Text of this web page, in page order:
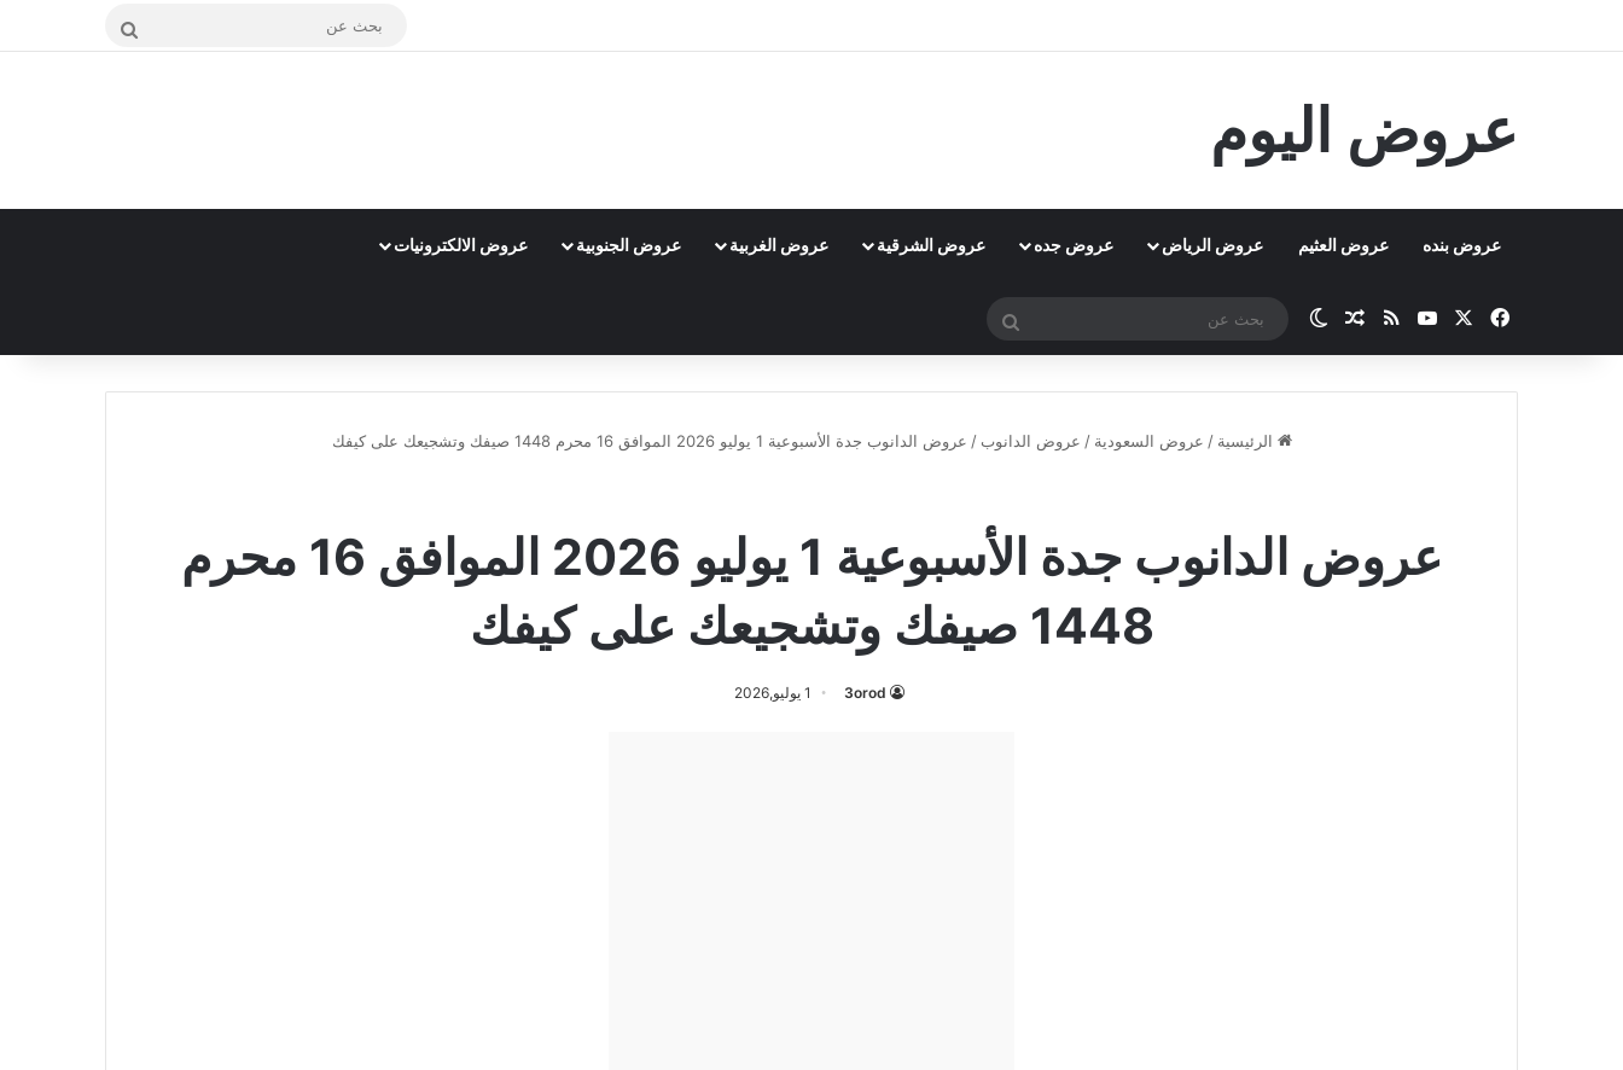
بحث
عروض اليوم
عروض بنده عروض العثيم عروض الرياض عروض جده عروض الشرقية عروض الغربية عروض الجنوبية عروض الالكترونيات
فيسبوك ‫YouTubeملخص الموقع RSS
مقال عشوائي
الوضع المظلم
بحث
الرئيسية / عروض السعودية / عروض الدانوب / عروض الدانوب جدة الأسبوعية 1 يوليو 2026 الموافق 16 محرم 1448 صيفك وتشجيعك على كيفك
عروض الدانوب جدة الأسبوعية 1 يوليو 2026 الموافق 16 محرم
1448 صيفك وتشجيعك على كيفك
3orod 1 يوليو,2026